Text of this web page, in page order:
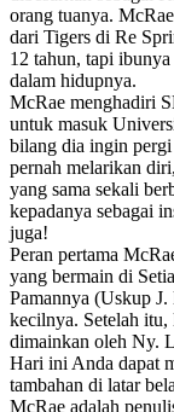
orang tuanya.
dari Tigers di Re
12 tahun, tapi
dalam hidupnya.
McRae menghadiri
untuk masuk
bilang dia ingin
pernah melarikan
yang sama sekali
kepadanya sebagai
juga!
Peran pertama
yang bermain di
Pamannya (Uskup
kecilnya. Setelah
dimainkan oleh Ny.
Hari ini Anda dapat
tambahan di latar
McRae adalah